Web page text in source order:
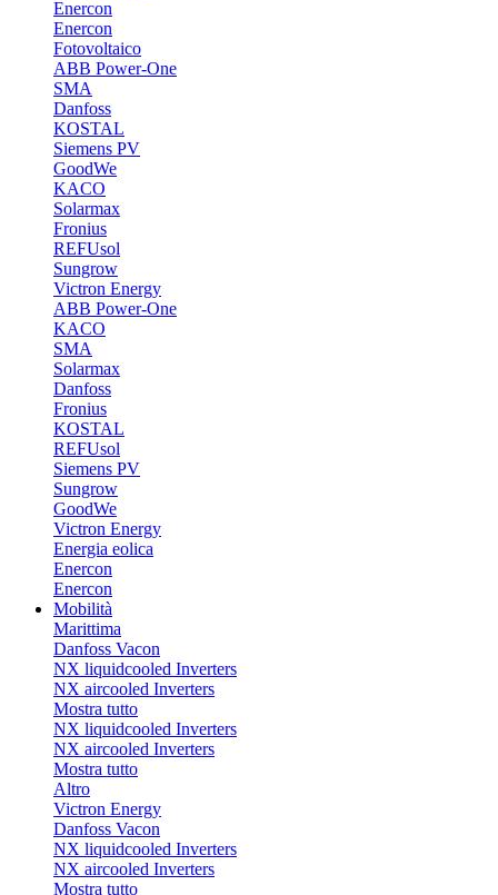
Enercon
Enercon
Fotovoltaico
ABB Power-One
SMA
Danfoss
KOSTAL
Siemens PV
GoodWe
KACO
Solarmax
Fronius
REFUsol
Sungrow
Victron Energy
ABB Power-One
KACO
SMA
Solarmax
Danfoss
Fronius
KOSTAL
REFUsol
Siemens PV
Sungrow
GoodWe
Victron Energy
Energia eolica
Enercon
Enercon
Mobilità
Marittima
Danfoss Vacon
NX liquidcooled Inverters
NX aircooled Inverters
Mostra tutto
NX liquidcooled Inverters
NX aircooled Inverters
Mostra tutto
Altro
Victron Energy
Danfoss Vacon
NX liquidcooled Inverters
NX aircooled Inverters
Mostra tutto